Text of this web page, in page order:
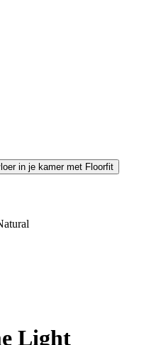
in je kamer met Floorfit
Light